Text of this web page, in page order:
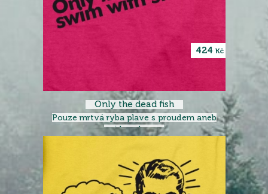
424 Kč
Only the dead fish
Pouze mrtvá ryba plave s proudem aneb
nejdu s davem